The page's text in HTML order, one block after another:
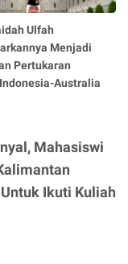
Ulfah
Menjadi
Pertukaran
Australia
Mahasiswi
Ikuti Kuliah